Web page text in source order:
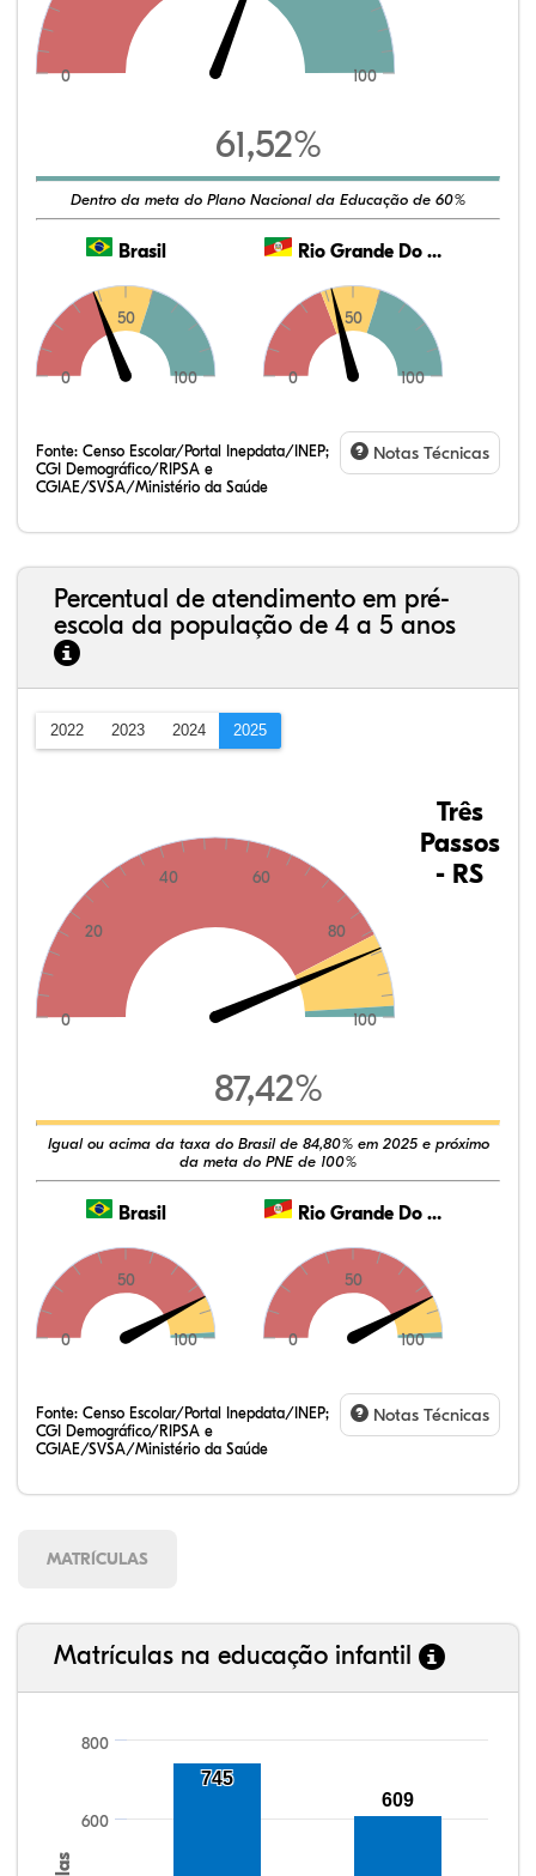
0 100
61,52%
Dentro da meta do Plano Nacional da Educação de 60%
Brasil
0
50
100
Rio Grande Do Sul
0
50
100
Fonte: Censo Escolar/Portal Inepdata/INEP;
CGI Demográfico/RIPSA e
CGIAE/SVSA/Ministério da Saúde
Notas Técnicas
Percentual de atendimento em pré-
escola da população de 4 a 5 anos
2022 2023 2024 2025
0
20
40 60
80
100
Três
Passos
- RS
87,42%
Igual ou acima da taxa do Brasil de 84,80% em 2025 e próximo
da meta do PNE de 100%
Brasil
0
50
100
Rio Grande Do Sul
0
50
100
Fonte: Censo Escolar/Portal Inepdata/INEP;
CGI Demográfico/RIPSA e
CGIAE/SVSA/Ministério da Saúde
Notas Técnicas
MATRÍCULAS
Matrículas na educação infantil
600
800
745
609